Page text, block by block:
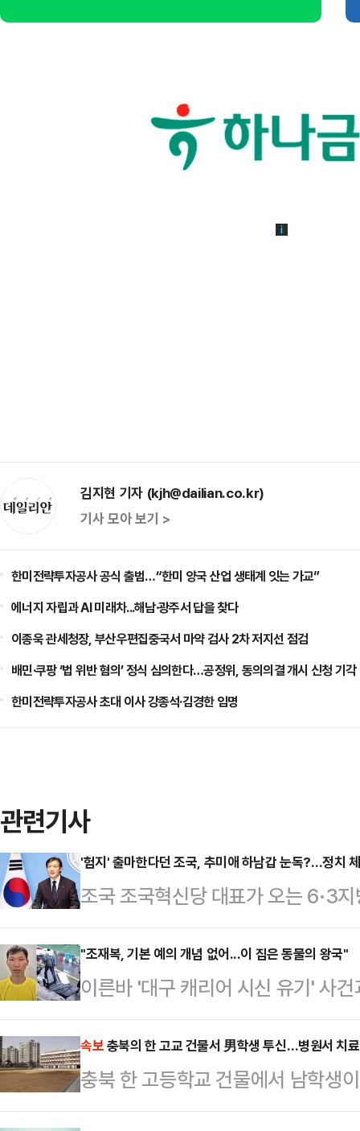
김지현 기자 (kjh@dailian.co.kr)
기사 모아 보기 >
한미전략투자공사 공식 출범…“한미 양국 산업 생태계 잇는 가교”
에너지 자립과 AI 미래차...해남·광주서 답을 찾다
이종욱 관세청장, 부산우편집중국서 마약 검사 2차 저지선 점검
배민·쿠팡 ‘법 위반 혐의’ 정식 심의한다…공정위, 동의의결 개시 신청 기각
한미전략투자공사 초대 이사 강종석·김경한 임명
관련기사
'험지' 출마한다던 조국, 추미애 하남갑 눈독?…정치
조국 조국혁신당 대표가 오는 6·3
'험지' 출마 의지를 밝힌 가운데 경
쏠리고 있다. 추미애 더불어민주당
될 예정인 지역구를 겨냥한 발언으
성이 구체화하는 분위기다.9일 정
국립3·15민주묘지를 참배한 뒤 재
하지 않겠다"며 "특정 지역의 갇혀
험지 출마 의지…
"조재복, 기본 예의 개념 없어...이 집은 동물의 왕국"
이른바 '대구 캐리어 시신 유기' 사
로 사건을 봐서는 안된다"고 강조
성 순천향대 경찰행정학과 교수는
하천에 유기한 조재복(26)에 대해 "
의 개념이 없었던 것 같다"며 "일반
속보충북의 한 고교 건물서 男학생 투신…병원서 치
충북 한 고등학교 건물에서 남학생
다.28일 소방 당국에 따르면, 전날